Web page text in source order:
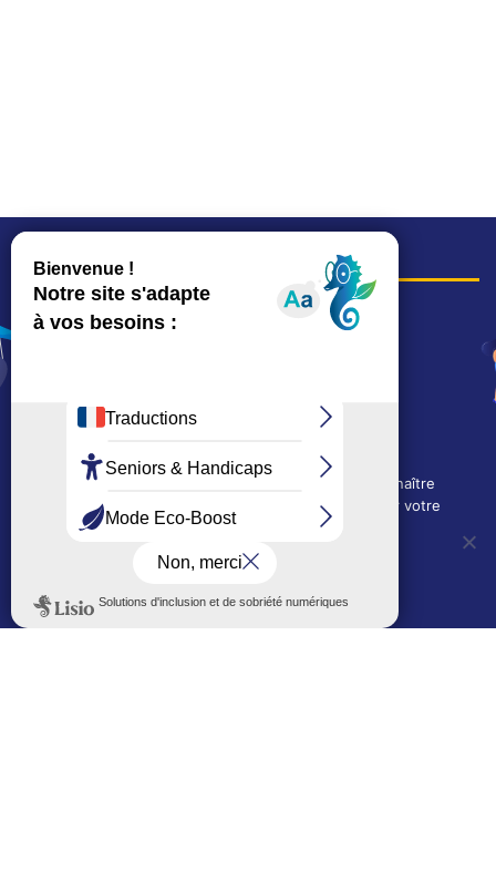
COORDONNÉES
Hôtel de ville
15, rue Charles-Duflos
Depuis le 28/01/2026 :
90, rue de l'Abbé Jean-Glatz
01 71 11 45 45
Mairie de quartier Les Bruyères
2, allée Marc-Birkigt
01 56 83 75 10
Voir les horaires
LES AUTRES SITES DE LA VILLE
Nous utilisons des cookies techniques pour connaître
l'évolution de l'audience du site et pour améliorer votre
expérience.
OUI, j'accepte
Politique de confidentialité